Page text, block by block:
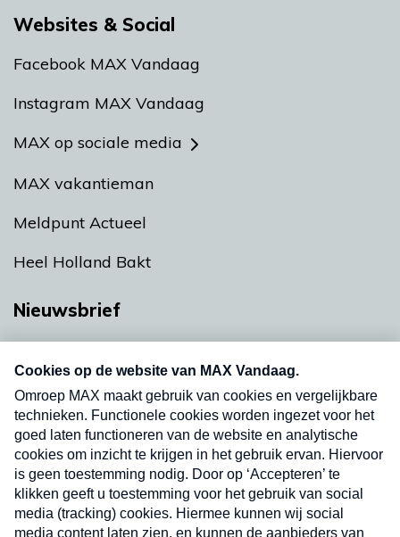
Websites & Social
Facebook MAX Vandaag
Instagram MAX Vandaag
MAX op sociale media
MAX vakantieman
Meldpunt Actueel
Heel Holland Bakt
Nieuwsbrief
nieuwsbrief. Elke vrijdag- en dinsdagochtend in
uw mailbox.
Verzend